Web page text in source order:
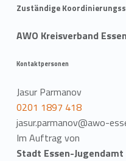
Zuständige
AWO Kreisverband
Kontaktpersonen
Jasur Parmanov
0201 1897 418
jasur.parmanov@awo-
Im Auftrag von
Stadt Essen-Jugendamt